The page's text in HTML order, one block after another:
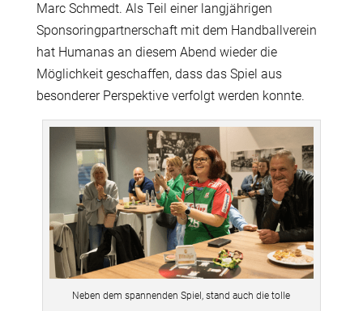
Marc Schmedt. Als Teil einer langjährigen
Sponsoringpartnerschaft mit dem Handballverein
hat Humanas an diesem Abend wieder die
Möglichkeit geschaffen, dass das Spiel aus
besonderer Perspektive verfolgt werden konnte.
Neben dem spannenden Spiel, stand auch die tolle